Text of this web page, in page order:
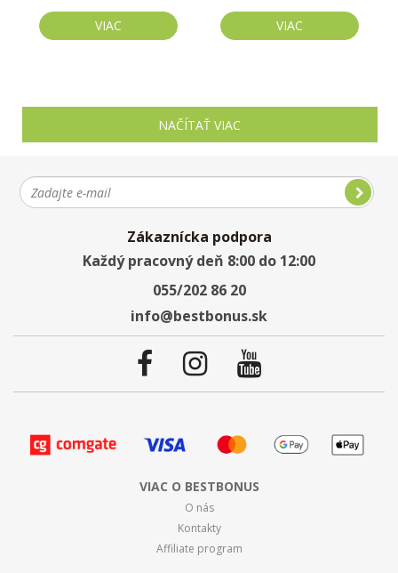
VIAC VIAC
NAČÍTAŤ VIAC
Zákaznícka podpora
Každý pracovný deň 8:00 do 12:00
055/202 86 20
info@bestbonus.sk
VIAC O BESTBONUS
O nás
Kontakty
Affiliate program